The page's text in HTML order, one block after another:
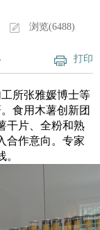
浏览(6488)
打印
所张雅媛博士等
食用木薯创新团
干片、全粉和熟
合作意向。专家